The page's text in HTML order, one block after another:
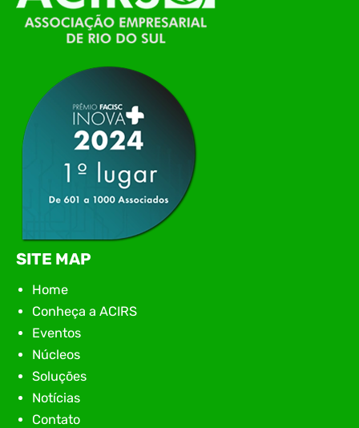
Itajaí, realizou, no dia 21 de julho, o evento
Conexão Tech NIAVI, reunindo empresas de
tecnologia da região para uma noite de
apresentação de novas iniciativas para o setor. O
encontro aconteceu em Rio…
SITE MAP
Home
Conheça a ACIRS
Eventos
Núcleos
Soluções
Notícias
Contato